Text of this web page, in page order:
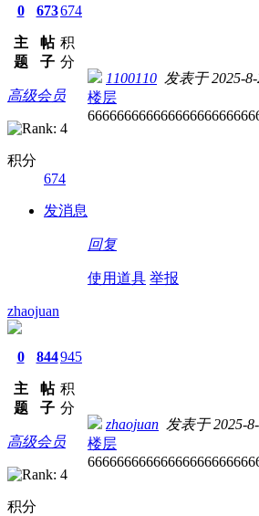
0
主
题
673
帖
子
674
积
分
高级会员
积分
674
发消息
1100110 发表于 2025-
楼层
回复
使用道具 举报
zhaojuan
0
主
题
844
帖
子
945
积
分
高级会员
积分
zhaojuan 发表于 2025-
楼层